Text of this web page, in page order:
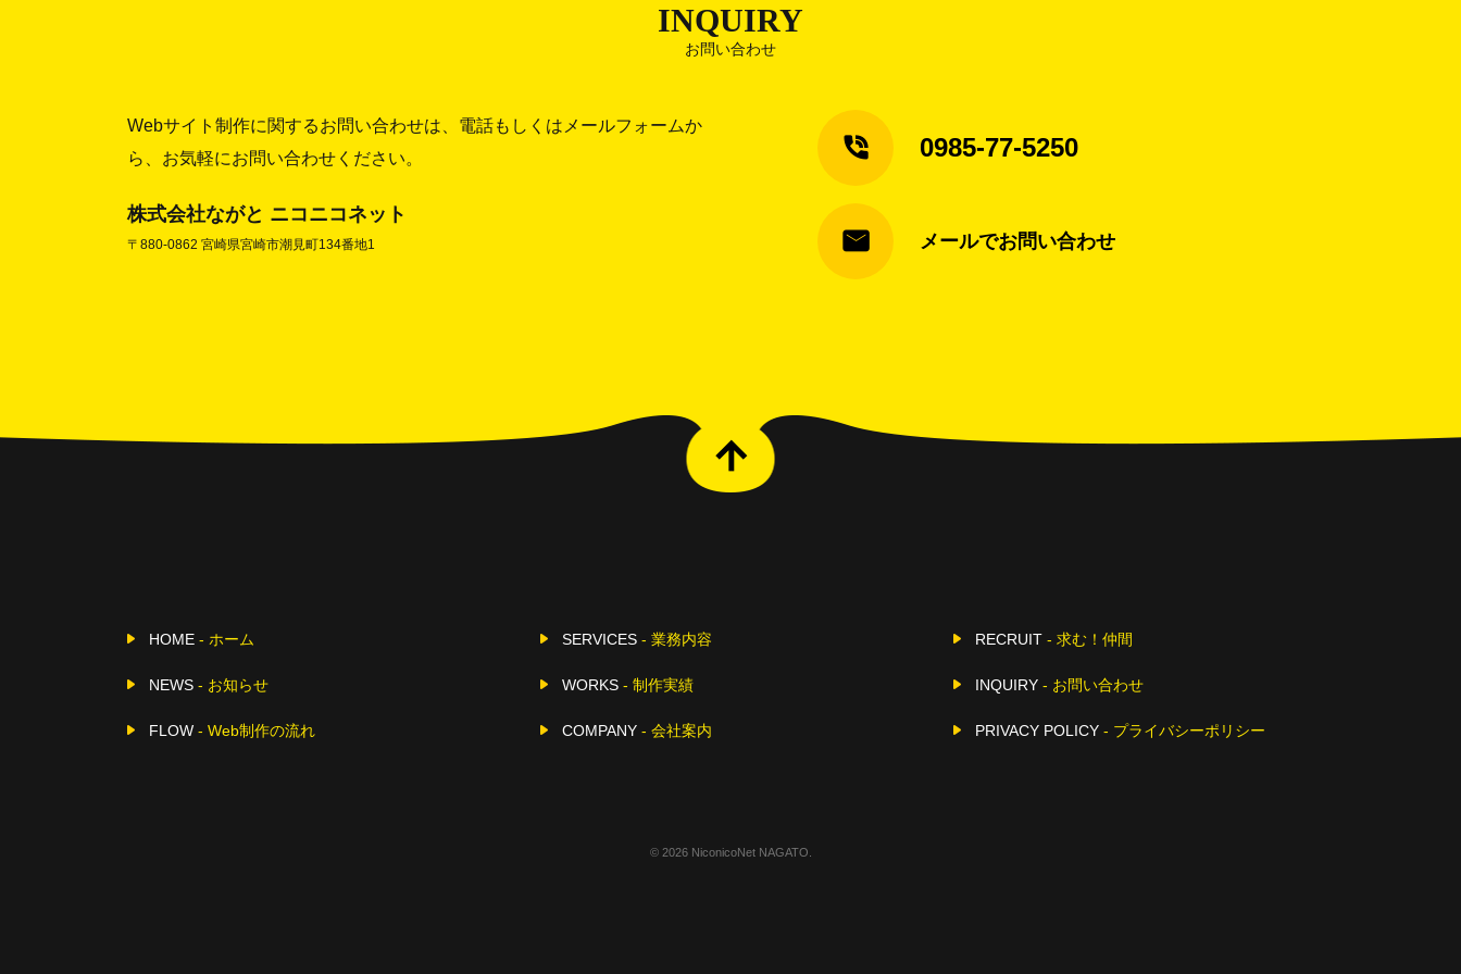
INQUIRY
お問い合わせ
Webサイト制作に関するお問い合わせは、電話もしくはメールフォームか
ら、お気軽にお問い合わせください。
株式会社ながと ニコニコネット
〒880-0862 宮崎県宮崎市潮見町134番地1
0985-77-5250
メールでお問い合わせ
arrow_upward
HOME - ホーム
NEWS - お知らせ
FLOW - Web制作の流れ
SERVICES - 業務内容
WORKS - 制作実績
COMPANY - 会社案内
RECRUIT - 求む！仲間
INQUIRY - お問い合わせ
PRIVACY POLICY - プライバシーポリシー
© 2026 NiconicoNet NAGATO.